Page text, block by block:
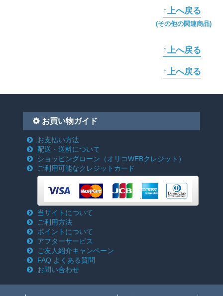
↑上へ戻る
(その他の関連商品)
↑上へ戻る
↑上へ戻る
お買い物ガイド
お支払い方法
配送・送料について
ショッピングローン （オリコWEBクレジット）
ご利用可能なクレジットカード
当サイトについて
ご利用方法
ポイントについて
アフターサービス
ご友人紹介キャンペーン
FAQ よくある質問
お問い合わせ